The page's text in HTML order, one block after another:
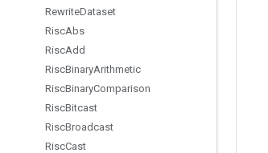
RewriteDataset
RiscAbs
RiscAdd
RiscBinaryArithmetic
RiscBinaryComparison
RiscBitcast
RiscBroadcast
RiscCast